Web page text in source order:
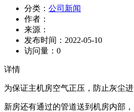
分类： 公司新闻
作者：
来源：
发布时间： 2022-05-10
访问量： 0
详情
为保证主机房空气正压，防止灰尘
新房还有通过的管道送到机房内部